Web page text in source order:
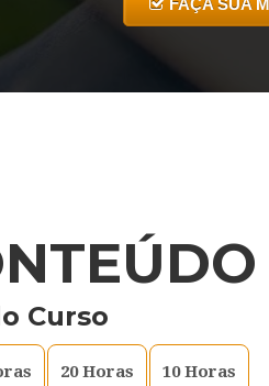
FAÇA SUA
Curso
20Horas 10Horas